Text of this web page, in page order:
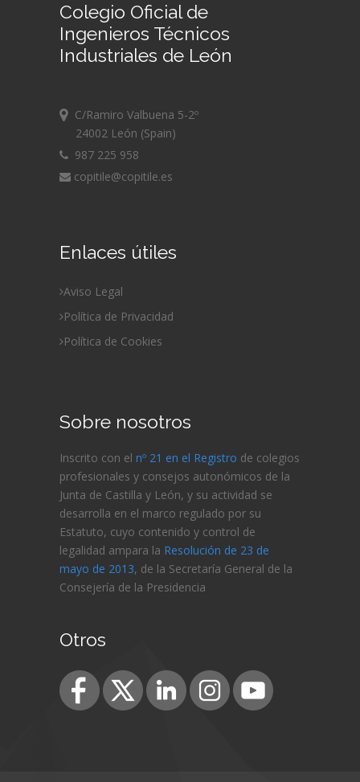
Colegio Oficial de
Ingenieros Técnicos
Industriales de León
C/Ramiro Valbuena 5-2º
24002 León (Spain)
987 225 958
copitile@copitile.es
Enlaces útiles
Aviso Legal
Política de Privacidad
Política de Cookies
Sobre nosotros
Inscrito con el nº 21 en el Registro de colegios
profesionales y consejos autonómicos de la
Junta de Castilla y León, y su actividad se
desarrolla en el marco regulado por su
Estatuto, cuyo contenido y control de
legalidad ampara la Resolución de 23 de
mayo de 2013, de la Secretaría General de la
Consejería de la Presidencia
Otros